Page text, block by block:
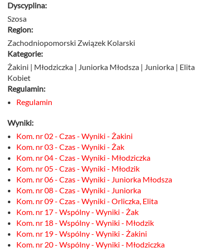
Dyscyplina:
Szosa
Region:
Zachodniopomorski Związek Kolarski
Kategorie:
Żakini | Młodziczka | Juniorka Młodsza | Juniorka | Elita
Kobiet
Regulamin:
Regulamin
Wyniki:
Kom. nr 02 - Czas - Wyniki - Żakini
Kom. nr 03 - Czas - Wyniki - Żak
Kom. nr 04 - Czas - Wyniki - Młodziczka
Kom. nr 05 - Czas - Wyniki - Młodzik
Kom. nr 06 - Czas - Wyniki - Juniorka Młodsza
Kom. nr 08 - Czas - Wyniki - Juniorka
Kom. nr 09 - Czas - Wyniki - Orliczka, Elita
Kom. nr 17 - Wspólny - Wyniki - Żak
Kom. nr 18 - Wspólny - Wyniki - Młodzik
Kom. nr 19 - Wspólny - Wyniki - Żakini
Kom. nr 20 - Wspólny - Wyniki - Młodziczka